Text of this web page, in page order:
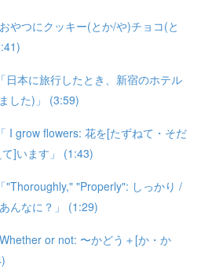
やつにクッキー(とか/や)チョコ(と
日本に旅行したとき、新宿のホテル
した)」 (3:59)
I grow flowers: 花を[たずねて・そだ
]います」 (1:43)
"Thoroughly," "Properly": しっかり /
んなに？」 (1:29)
or not: 〜かどう＋[か・か